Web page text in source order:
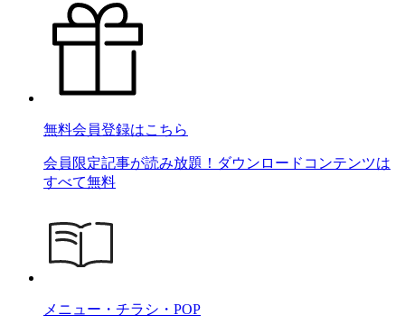
無料会員登録はこちら
会員限定記事が読み放題！ダウンロードコンテンツは
すべて無料
メニュー・チラシ・POP